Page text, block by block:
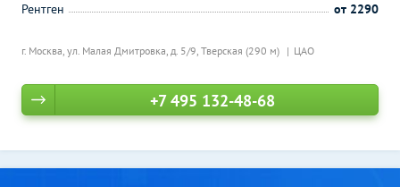
г. Москва, ул. Малая Дмитровка, д. 5/9, Тверская (290 м) ЦАО
Рентген
от 2290
+7 495 132-48-68